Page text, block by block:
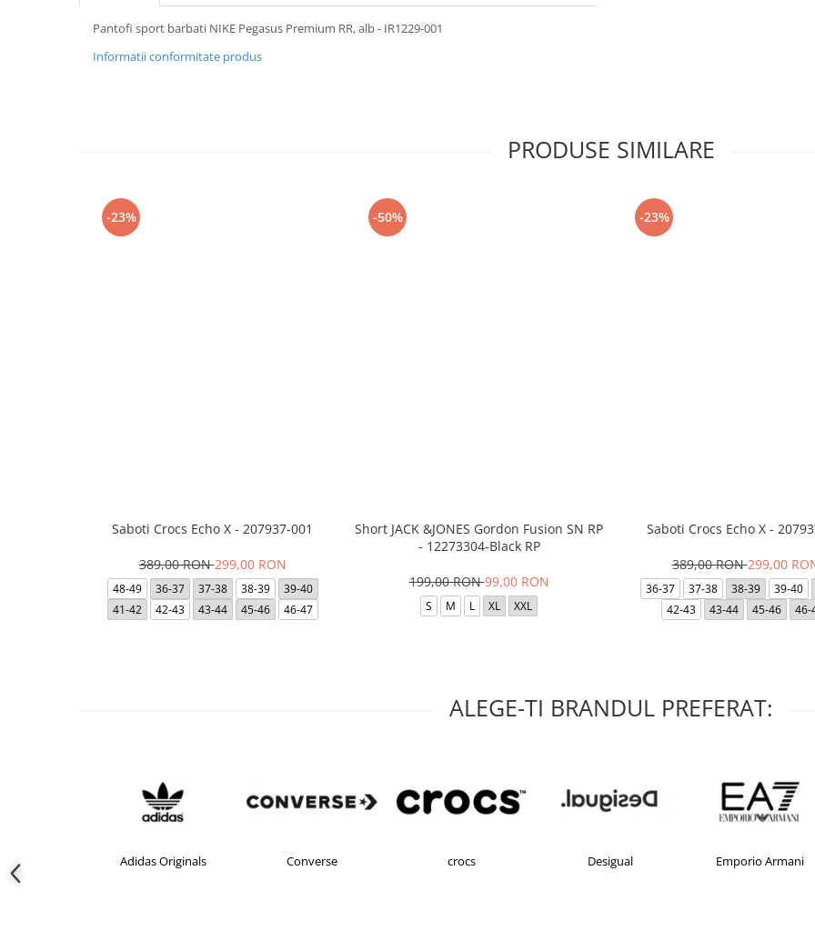
Pantofi sport barbati NIKE Pegasus Premium RR, alb - IR1229-001
Informatii conformitate produs
PRODUSE SIMILARE
-23%
Saboti Crocs Echo X - 207937-001
389,00 RON299,00 RON
48-49 36-37 37-38 38-39
39-40
41-42
42-43 43-44 45-46 46-47
-50%
Short JACK &JONES Gordon Fusion SN RP
- 12273304-Black RP
199,00 RON99,00 RON
S M L XL XXL
-23%
Saboti Crocs Echo X -
389,00 RON299,00
36-37 37-38 38-39 39-40
42-43
43-44 45-46 46-
ALEGE-TI BRANDUL PREFERAT:
Originals Converse crocs Desigual Emporio Armani FILA